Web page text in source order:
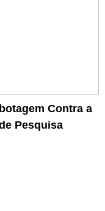
Contra a
Pesquisa